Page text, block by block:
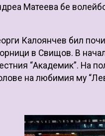
Матеева бе
Калоянчев бил
в Свищов. В
“Академик”. На
на любимия му